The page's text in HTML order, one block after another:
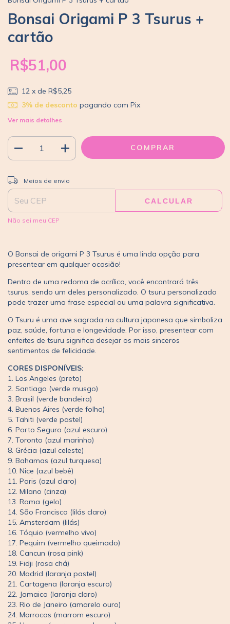
Bonsai Origami P 3 Tsurus +
cartão
R$51,00
12 x de R$5,25
3% de desconto pagando com Pix
Ver mais detalhes
Entregas para o CEP:
Meios de envio
CALCULAR
Não sei meu CEP
O Bonsai de origami P 3 Tsurus é uma linda opção para
presentear em qualquer ocasião!
Dentro de uma redoma de acrílico, você encontrará três
tsurus, sendo um deles personalizado. O tsuru personalizado
pode trazer uma frase especial ou uma palavra significativa.
O Tsuru é uma ave sagrada na cultura japonesa que simboliza
paz, saúde, fortuna e longevidade. Por isso, presentear com
enfeites de tsuru significa desejar os mais sinceros
sentimentos de felicidade.
CORES DISPONÍVEIS:
1. Los Angeles (preto)
2. Santiago (verde musgo)
3. Brasil (verde bandeira)
4. Buenos Aires (verde folha)
5. Tahiti (verde pastel)
6. Porto Seguro (azul escuro)
7. Toronto (azul marinho)
8. Grécia (azul celeste)
9. Bahamas (azul turquesa)
10. Nice (azul bebê)
11. Paris (azul claro)
12. Milano (cinza)
13. Roma (gelo)
14. São Francisco (lilás claro)
15. Amsterdam (lilás)
16. Tóquio (vermelho vivo)
17. Pequim (vermelho queimado)
18. Cancun (rosa pink)
19. Fidji (rosa chá)
20. Madrid (laranja pastel)
21. Cartagena (laranja escuro)
22. Jamaica (laranja claro)
23. Rio de Janeiro (amarelo ouro)
24. Marrocos (marrom escuro)